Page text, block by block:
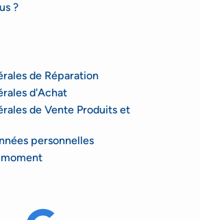
?
de Réparation
d'Achat
de Vente Produits et
personnelles